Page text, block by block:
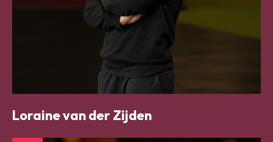
Loraine van der Zijden